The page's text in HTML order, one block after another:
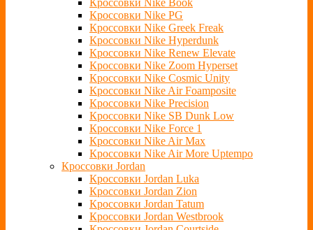
Кроссовки Nike Book
Кроссовки Nike PG
Кроссовки Nike Greek Freak
Кроссовки Nike Hyperdunk
Кроссовки Nike Renew Elevate
Кроссовки Nike Zoom Hyperset
Кроссовки Nike Cosmic Unity
Кроссовки Nike Air Foamposite
Кроссовки Nike Precision
Кроссовки Nike SB Dunk Low
Кроссовки Nike Force 1
Кроссовки Nike Air Max
Кроссовки Nike Air More Uptempo
Кроссовки Jordan
Кроссовки Jordan Luka
Кроссовки Jordan Zion
Кроссовки Jordan Tatum
Кроссовки Jordan Westbrook